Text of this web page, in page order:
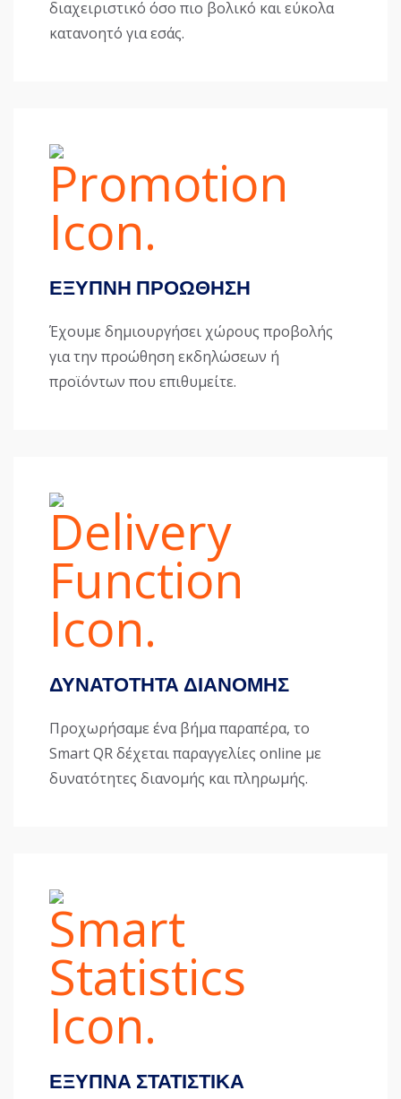
διαχειριστικό όσο πιο βολικό και εύκολα
κατανοητό για εσάς.
ΕΞΥΠΝΗ ΠΡΟΩΘΗΣΗ
Έχουμε δημιουργήσει χώρους προβολής
για την προώθηση εκδηλώσεων ή
προϊόντων που επιθυμείτε.
ΔΥΝΑΤΟΤΗΤΑ ΔΙΑΝΟΜΗΣ
Προχωρήσαμε ένα βήμα παραπέρα, το
Smart QR δέχεται παραγγελίες online με
δυνατότητες διανομής και πληρωμής.
ΕΞΥΠΝΑ ΣΤΑΤΙΣΤΙΚΑ